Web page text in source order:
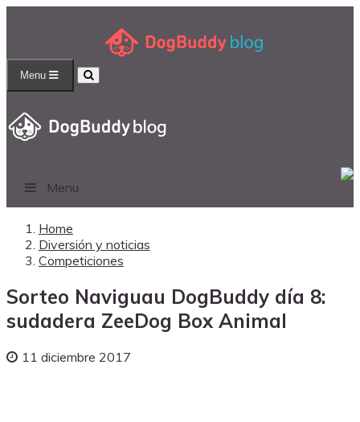
Menu
Menu
Home
Diversión y noticias
Competiciones
Sorteo Naviguau DogBuddy día 8:
sudadera ZeeDog Box Animal
11 diciembre 2017